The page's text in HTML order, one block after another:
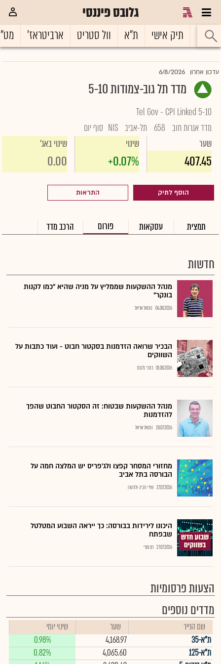
גלובס פיננסי
ראשי תיק אישי ת"א וול סטריט ארביטראז'
עדכון אחרון 6/8/2026
מדד תל גוב-צמודות 5-10
Tel Gov - CPI Linked 5-10
מדד אגרות חוב 658 תל-אביב NIS סוף יום
שער
407.45
שינוי
+0.07%
שינוי באג'
0.00
הוסף לתיק התראות
תמצית עסקאות פורום הרכב מדד
חדשות
מנהל ההשקעות שממליץ על מניה שהיא "כמו לקנות
בונקר"
04.08.2026 נתנאל אריאל
הבכיר שרואה הזדמנות בסקטור חבוט - ועוד כתבות על
השווקים
01.08.2026 כתבי גלובס
מנהל ההשקעות שבטוח: זה הסקטור החבוט שהפך
להזדמנות
28.07.2026 נתנאל אריאל
מחזורי המסחר קפצו ולג'פריס יש המלצה חמה על
הבורסה בתל אביב
27.07.2026 שירי חביב-ולדהורן
היכונו לירידות בבורסה: כך ייראה השבוע המטלטל
שבפתח
27.07.2026 רם מורי
הצעות פרסומיות
מדדים נוספים
שם הנייר שער
שינוי יומי
ת"א-35
4,168.97
0.98%
ת"א-125
4,065.60
0.82%